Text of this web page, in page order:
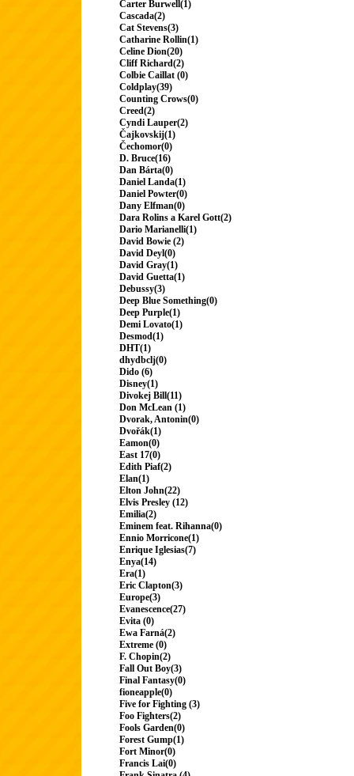
Carter Burwell(1)
Cascada(2)
Cat Stevens(3)
Catharine Rollin(1)
Celine Dion(20)
Cliff Richard(2)
Colbie Caillat (0)
Coldplay(39)
Counting Crows(0)
Creed(2)
Cyndi Lauper(2)
Čajkovskij(1)
Čechomor(0)
D. Bruce(16)
Dan Bárta(0)
Daniel Landa(1)
Daniel Powter(0)
Dany Elfman(0)
Dara Rolins a Karel Gott(2)
Dario Marianelli(1)
David Bowie (2)
David Deyl(0)
David Gray(1)
David Guetta(1)
Debussy(3)
Deep Blue Something(0)
Deep Purple(1)
Demi Lovato(1)
Desmod(1)
DHT(1)
dhydbclj(0)
Dido (6)
Disney(1)
Divokej Bill(11)
Don McLean (1)
Dvorak, Antonin(0)
Dvořák(1)
Eamon(0)
East 17(0)
Edith Piaf(2)
Elan(1)
Elton John(22)
Elvis Presley (12)
Emilia(2)
Eminem feat. Rihanna(0)
Ennio Morricone(1)
Enrique Iglesias(7)
Enya(14)
Era(1)
Eric Clapton(3)
Europe(3)
Evanescence(27)
Evita (0)
Ewa Farná(2)
Extreme (0)
F. Chopin(2)
Fall Out Boy(3)
Final Fantasy(0)
fioneapple(0)
Five for Fighting (3)
Foo Fighters(2)
Fools Garden(0)
Forest Gump(1)
Fort Minor(0)
Francis Lai(0)